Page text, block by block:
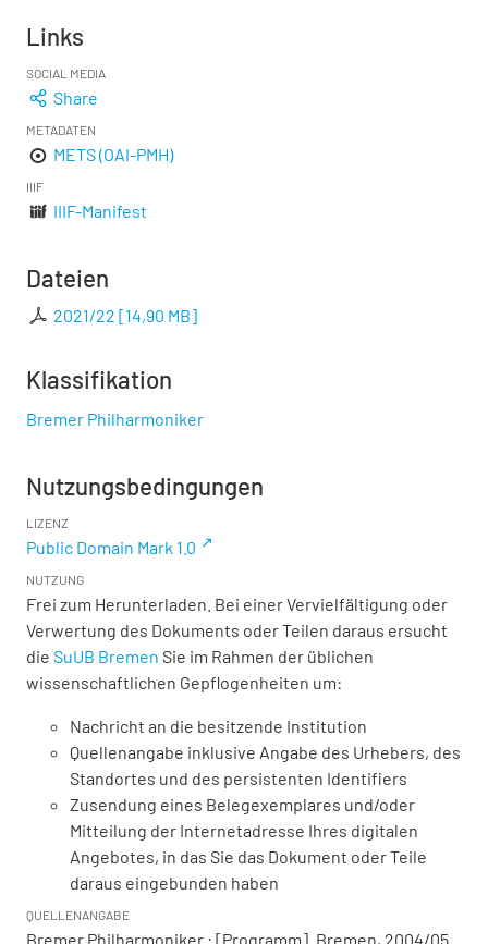
Links
SOCIAL MEDIA
Share
METADATEN
METS (OAI-PMH)
IIIF
IIIF-Manifest
Dateien
2021/22 [14,90 MB]
Klassifikation
Bremer Philharmoniker
Nutzungsbedingungen
LIZENZ
Public Domain Mark 1.0
NUTZUNG
Frei zum Herunterladen. Bei einer Vervielfältigung oder
Verwertung des Dokuments oder Teilen daraus ersucht
die SuUB Bremen Sie im Rahmen der üblichen
wissenschaftlichen Gepflogenheiten um:
Nachricht an die besitzende Institution
Quellenangabe inklusive Angabe des Urhebers, des
Standortes und des persistenten Identifiers
Zusendung eines Belegexemplares und/oder
Mitteilung der Internetadresse Ihres digitalen
Angebotes, in das Sie das Dokument oder Teile
daraus eingebunden haben
QUELLENANGABE
Bremer Philharmoniker : [Programm]. Bremen, 2004/05